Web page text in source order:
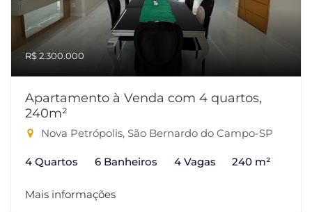
R$ 2.300.000
Apartamento à Venda com 4 quartos,
240m²
Nova Petrópolis, São Bernardo do Campo-SP
4 Quartos 6 Banheiros 4 Vagas 240 m²
Mais informações